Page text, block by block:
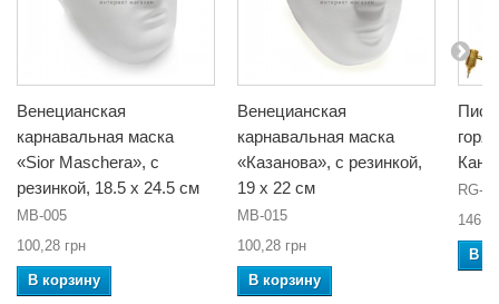
Венецианская
карнавальная маска
«Sior Maschera», с
резинкой, 18.5 x 24.5 см
MB-005
100,28 грн
В корзину
Венецианская
карнавальная маска
«Казанова», с резинкой,
19 x 22 см
MB-015
100,28 грн
В корзину
RG-
В